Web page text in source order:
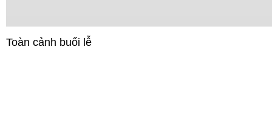
Toàn cảnh buổi lễ